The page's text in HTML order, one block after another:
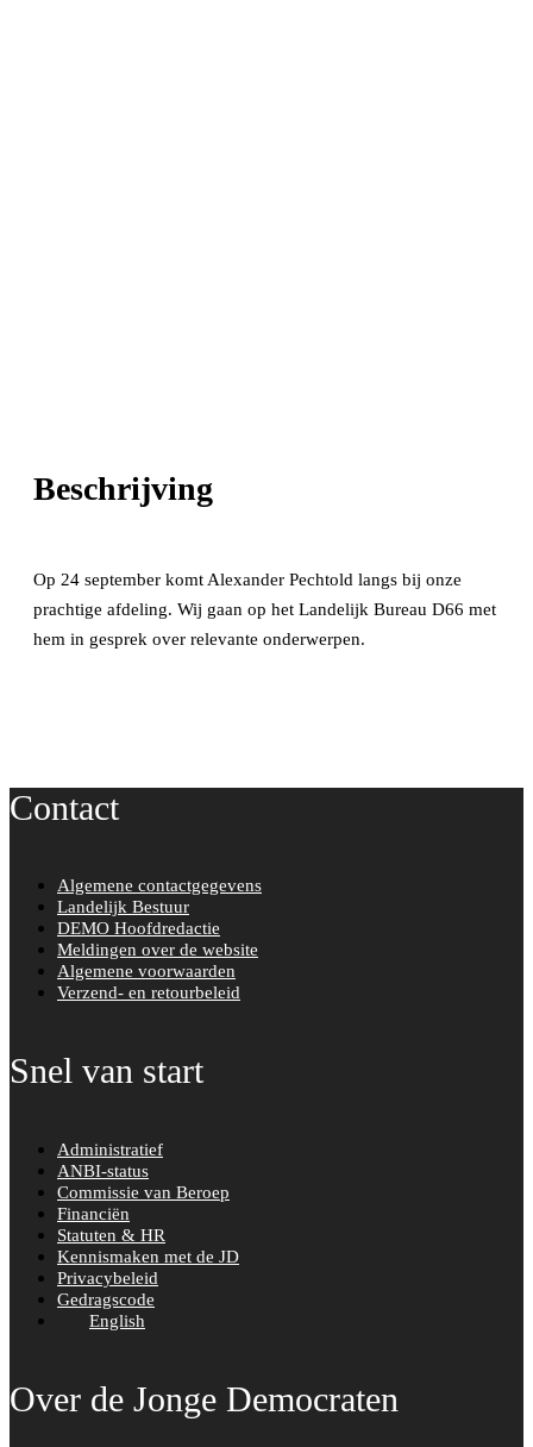
Beschrijving
Op 24 september komt Alexander Pechtold langs bij onze
prachtige afdeling. Wij gaan op het Landelijk Bureau D66 met
hem in gesprek over relevante onderwerpen.
Contact
Algemene contactgegevens
Landelijk Bestuur
DEMO Hoofdredactie
Meldingen over de website
Algemene voorwaarden
Verzend- en retourbeleid
Snel van start
Administratief
ANBI-status
Commissie van Beroep
Financiën
Statuten & HR
Kennismaken met de JD
Privacybeleid
Gedragscode
English
Over de Jonge Democraten